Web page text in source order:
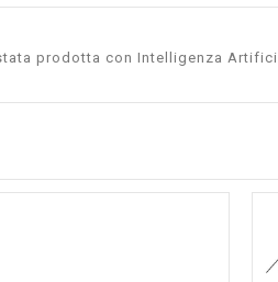
prodotta con Intelligenza